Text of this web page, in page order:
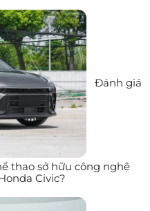
Đánh giá
thao sở hữu công nghệ
Civic?